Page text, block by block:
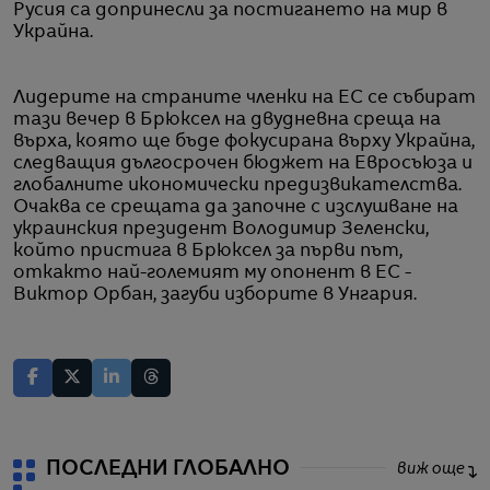
Русия са допринесли за постигането на мир в
Украйна.
Лидерите на страните членки на ЕС се събират
тази вечер в Брюксел на двудневна среща на
върха, която ще бъде фокусирана върху Украйна,
следващия дългосрочен бюджет на Евросъюза и
глобалните икономически предизвикателства.
Очаква се срещата да започне с изслушване на
украинския президент Володимир Зеленски,
който пристига в Брюксел за първи път,
откакто най-големият му опонент в ЕС -
Виктор Орбан, загуби изборите в Унгария.
ПОСЛЕДНИ ГЛОБАЛНО виж още